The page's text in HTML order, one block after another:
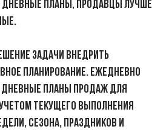
дневные планы, продавцы лучше
задачи внедрить
планирование. Ежедневно
дневные планы продаж для
текущего выполнения
сезона, праздников и